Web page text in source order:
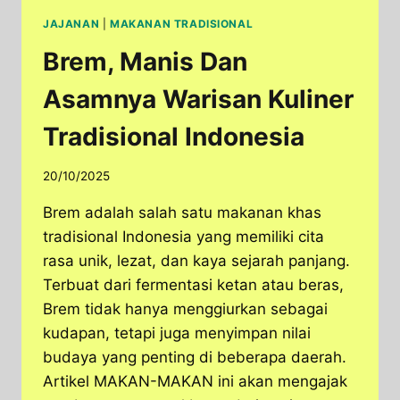
JAJANAN MAKANAN TRADISIONAL
Brem, Manis Dan
Asamnya Warisan Kuliner
Tradisional Indonesia
20/10/2025
Brem adalah salah satu makanan khas
tradisional Indonesia yang memiliki cita
rasa unik, lezat, dan kaya sejarah panjang.
Terbuat dari fermentasi ketan atau beras,
Brem tidak hanya menggiurkan sebagai
kudapan, tetapi juga menyimpan nilai
budaya yang penting di beberapa daerah.
Artikel MAKAN-MAKAN ini akan mengajak